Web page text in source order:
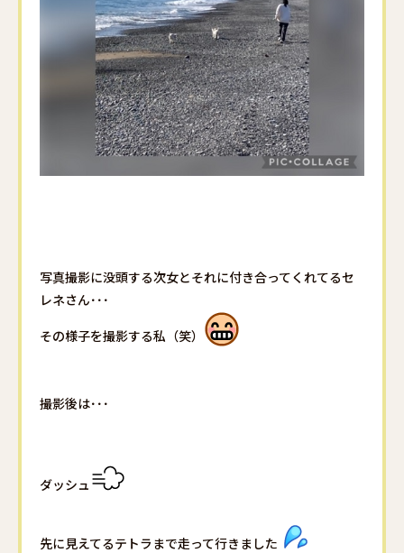
写真撮影に没頭する次女とそれに付き合ってくれてるセ
レネさん･･･
その様子を撮影する私（笑）
撮影後は･･･
ダッシュ
先に見えてるテトラまで走って行きました